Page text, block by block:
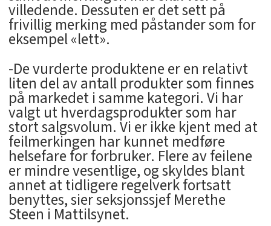
villedende. Dessuten er det sett på
frivillig merking med påstander som for
eksempel «lett».
-De vurderte produktene er en relativt
liten del av antall produkter som finnes
på markedet i samme kategori. Vi har
valgt ut hverdagsprodukter som har
stort salgsvolum. Vi er ikke kjent med at
feilmerkingen har kunnet medføre
helsefare for forbruker. Flere av feilene
er mindre vesentlige, og skyldes blant
annet at tidligere regelverk fortsatt
benyttes, sier seksjonssjef Merethe
Steen i Mattilsynet.